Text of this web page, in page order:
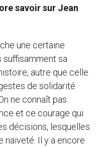
savoir sur Jean
une certaine
suffisamment sa
autre que celle
de solidarité
ne connaît pas
et ce courage qui
décisions, lesquelles
naïveté. Il y a encore